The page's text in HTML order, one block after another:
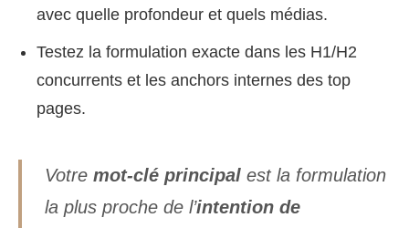
avec quelle profondeur et quels médias.
Testez la formulation exacte dans les H1/H2
concurrents et les anchors internes des top
pages.
Votre mot-clé principal est la formulation
la plus proche de l’intention de